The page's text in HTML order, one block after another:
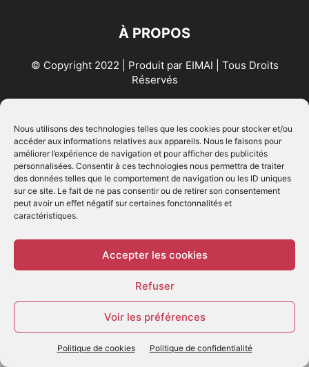
Nous utilisons des technologies telles que les cookies pour stocker et/ou
accéder aux informations relatives aux appareils. Nous le faisons pour
améliorer l’expérience de navigation et pour afficher des publicités
personnalisées. Consentir à ces technologies nous permettra de traiter
des données telles que le comportement de navigation ou les ID uniques
sur ce site. Le fait de ne pas consentir ou de retirer son consentement
peut avoir un effet négatif sur certaines fonctonnalités et
caractéristiques.
Accepter les cookies
Refuser
Voir les préférences
Politique de cookies Politique de confidentialité
À PROPOS
© Copyright 2022 | Produit par EIMAI | Tous Droits
Réservés
SUIVEZ NOUS